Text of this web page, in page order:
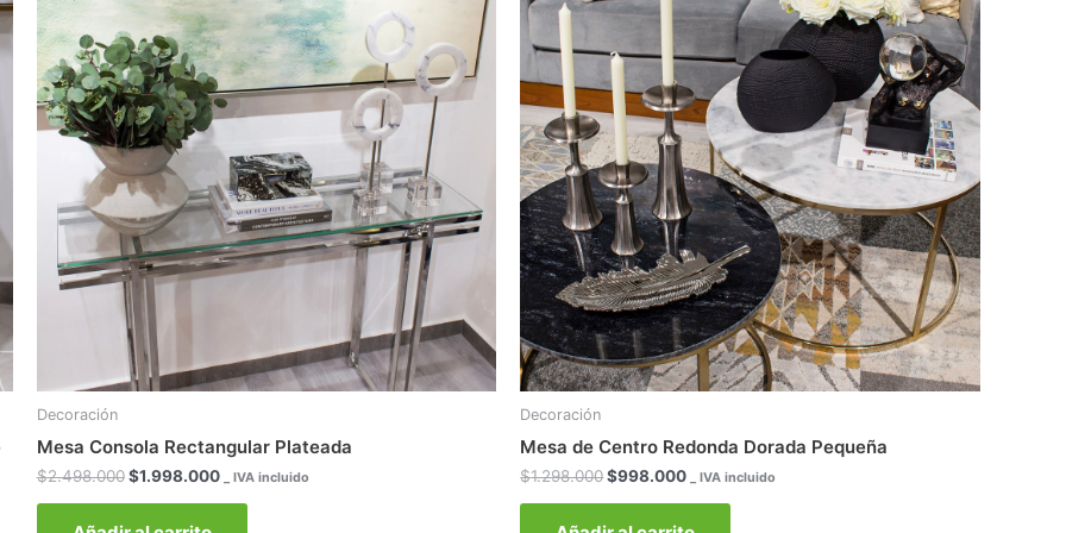
Decoración
Mesa Consola Rectangular Plateada
$2.498.000
$2.498.000.
$1.998.000
$1.998.000.
_ IVA incluido
Decoración
Mesa de Centro Redonda Dorada Pequeña
$1.298.000
$1.298.000.
$998.000
$998.000.
_ IVA incluido